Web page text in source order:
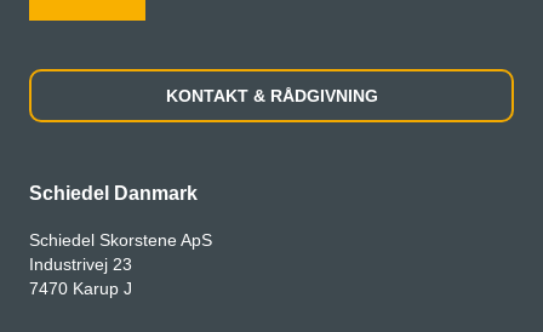
KONTAKT & RÅDGIVNING
Schiedel Danmark
Schiedel Skorstene ApS
Industrivej 23
7470 Karup J